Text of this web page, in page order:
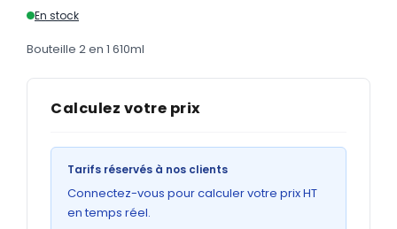
Pochettes administratives
Tampons
Liasses
Carnets
GRAND FORMAT
Posters
En stock
Bouteille 2 en 1 610ml
Calculez votre prix
Tarifs réservés à nos clients
Connectez-vous pour calculer votre prix HT
en temps réel.